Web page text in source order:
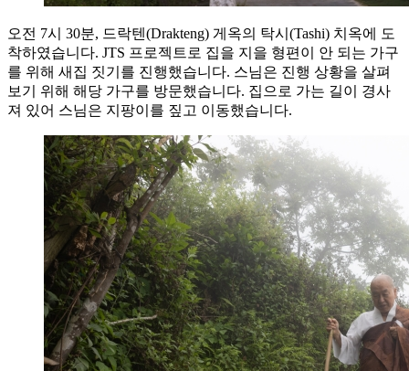
오전 7시 30분, 드락텐(Drakteng) 게옥의 탁시(Tashi) 치옥에 도
착하였습니다. JTS 프로젝트로 집을 지을 형편이 안 되는 가구
를 위해 새집 짓기를 진행했습니다. 스님은 진행 상황을 살펴
보기 위해 해당 가구를 방문했습니다. 집으로 가는 길이 경사
져 있어 스님은 지팡이를 짚고 이동했습니다.